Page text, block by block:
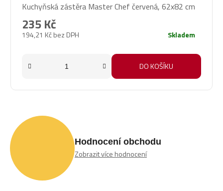
Kuchyňská zástěra Master Chef červená, 62x82 cm
194,21 Kč bez DPH
235 Kč
Skladem
DO KOŠÍKU
Hodnocení obchodu
Zobrazit více hodnocení